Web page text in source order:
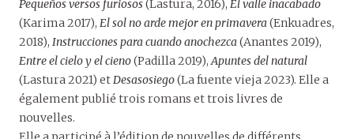
Pequeños versos furiosos(Lastura, 2016), El valle inacabado
(Karima 2017), El sol no arde mejor en primavera(Enkuadres,
2018), Instrucciones para cuando anochezca(Anantes 2019),
Entre el cielo y el cieno(Padilla 2019),Apuntes del natural
(Lastura 2021) etDesasosiego(La fuente vieja 2023). Elle a
également publié trois romans et trois livres de
nouvelles.